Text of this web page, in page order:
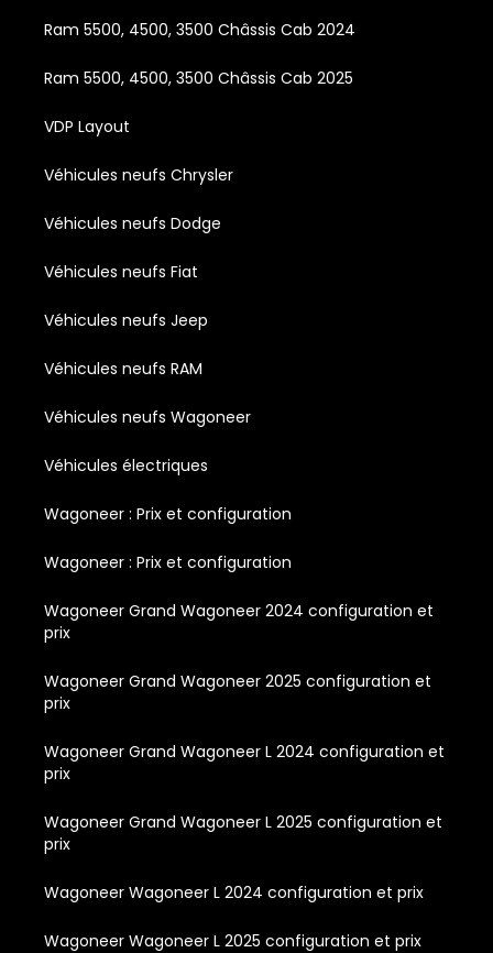
Ram 5500, 4500, 3500 Châssis Cab 2024
Ram 5500, 4500, 3500 Châssis Cab 2025
VDP Layout
Véhicules neufs Chrysler
Véhicules neufs Dodge
Véhicules neufs Fiat
Véhicules neufs Jeep
Véhicules neufs RAM
Véhicules neufs Wagoneer
Véhicules électriques
Wagoneer : Prix et configuration
Wagoneer : Prix et configuration
Wagoneer Grand Wagoneer 2024 configuration et
prix
Wagoneer Grand Wagoneer 2025 configuration et
prix
Wagoneer Grand Wagoneer L 2024 configuration et
prix
Wagoneer Grand Wagoneer L 2025 configuration et
prix
Wagoneer Wagoneer L 2024 configuration et prix
Wagoneer Wagoneer L 2025 configuration et prix